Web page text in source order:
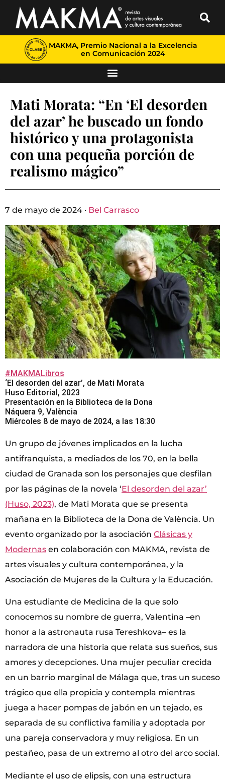
MAKMA, Premio Nacional a la Excelencia
en Comunicación 2024
Mati Morata: “En ‘El desorden
del azar’ he buscado un fondo
histórico y una protagonista
con una pequeña porción de
realismo mágico”
7 de mayo de 2024 · Bel Carrasco
#MAKMALibros
‘El desorden del azar’, de Mati Morata
Huso Editorial, 2023
Presentación en la Biblioteca de la Dona
Náquera 9, València
Miércoles 8 de mayo de 2024, a las 18:30
Un grupo de jóvenes implicados en la lucha
antifranquista, a mediados de los 70, en la bella
ciudad de Granada son los personajes que desfilan
por las páginas de la novela ‘El desorden del azar’
(Huso, 2023), de Mati Morata que se presenta
mañana en la Biblioteca de la Dona de València. Un
evento organizado por la asociación Clásicas y
Modernas en colaboración con MAKMA, revista de
artes visuales y cultura contemporánea, y la
Asociación de Mujeres de la Cultura y la Educación.
Una estudiante de Medicina de la que solo
conocemos su nombre de guerra, Valentina –en
honor a la astronauta rusa Tereshkova– es la
narradora de una historia que relata sus sueños, sus
amores y decepciones. Una mujer peculiar crecida
en un barrio marginal de Málaga que, tras un suceso
trágico que ella propicia y contempla mientras
juega a hacer pompas de jabón en un tejado, es
separada de su conflictiva familia y adoptada por
una pareja conservadora y muy religiosa. En un
pestañeo, pasa de un extremo al otro del arco social.
Mediante el uso de elipsis, con una estructura